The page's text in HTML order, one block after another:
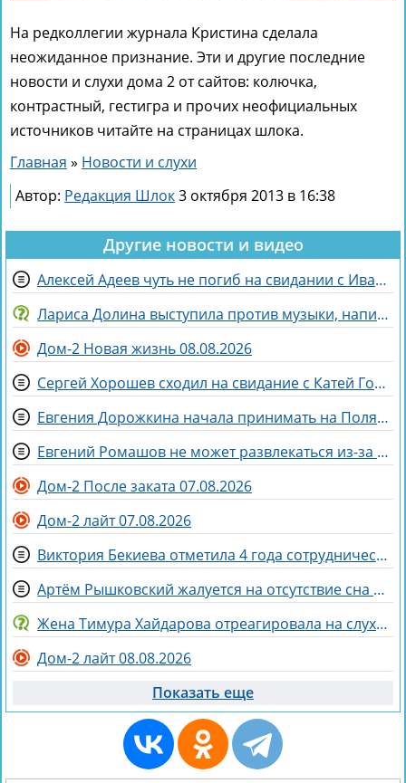
На редколлегии журнала Кристина сделала
неожиданное признание. Эти и другие последние
новости и слухи дома 2 от сайтов: колючка,
контрастный, гестигра и прочих неофициальных
источников читайте на страницах шлока.
Главная » Новости и слухи
Автор: Редакция Шлок3 октября 2013 в 16:38
Другие новости и видео
Алексей Адеев чуть не погиб на свидании с Иваной Михайличенко
Лариса Долина выступила против музыки, написанной искусственным интеллектом
Дом-2 Новая жизнь 08.08.2026
Сергей Хорошев сходил на свидание с Катей Гориной
Евгения Дорожкина начала принимать на Поляне первых клиенток
Евгений Ромашов не может развлекаться из-за беременности жены Анастасии
Дом-2 После заката 07.08.2026
Дом-2 лайт 07.08.2026
Виктория Бекиева отметила 4 года сотрудничества с Домом 2
Артём Рышковский жалуется на отсутствие сна из-за Нади Ермаковой
Жена Тимура Хайдарова отреагировала на слухи о колдовстве
Дом-2 лайт 08.08.2026
Показать еще